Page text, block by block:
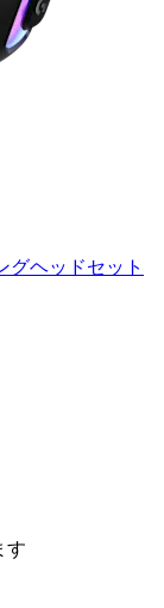
グヘッドセット
す